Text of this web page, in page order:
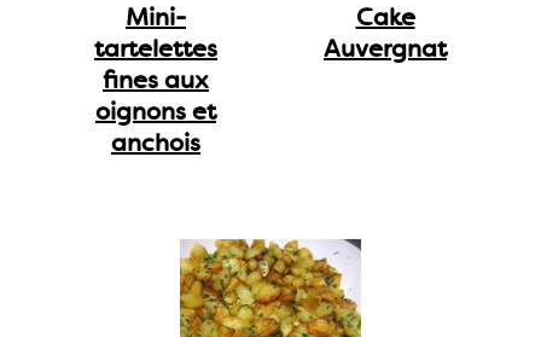
Mini-
tartelettes
fines aux
oignons et
anchois
Cake
Auvergnat